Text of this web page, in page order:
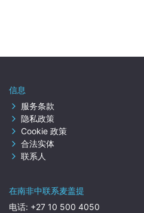
信息
服务条款
隐私政策
Cookie 政策
合法实体
联系人
在南非中联系麦盖提
电话: +27 10 500 4050